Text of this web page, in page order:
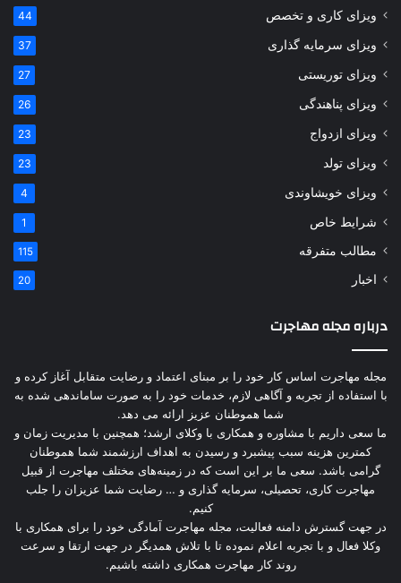
ویزای کاری و تخصص 44
ویزای سرمایه گذاری 37
ویزای توریستی 27
ویزای پناهندگی 26
ویزای ازدواج 23
ویزای تولد 23
ویزای خویشاوندی 4
شرایط خاص 1
مطالب متفرقه 115
اخبار 20
درباره مجله مهاجرت
مجله مهاجرت اساس کار خود را بر مبنای اعتماد و رضایت متقابل آغاز کرده و
با استفاده از تجربه و آگاهی لازم، خدمات خود را به صورت ساماندهی شده به
شما هموطنان عزیز ارائه می دهد.
ما سعی داریم با مشاوره و همکاری با وکلای ارشد؛ همچنین با مدیریت زمان و
کمترین هزینه سبب پیشبرد و رسیدن به اهداف ارزشمند شما هموطنان
گرامی باشد. سعی ما بر این است که در زمینه‌های مختلف مهاجرت از قبیل
مهاجرت کاری، تحصیلی، سرمایه گذاری و … رضایت شما عزیزان را جلب
کنیم.
در جهت گسترش دامنه فعالیت، مجله مهاجرت آمادگی خود را برای همکاری با
وکلا فعال و با تجربه اعلام نموده تا با تلاش همدیگر در جهت ارتقا و سرعت
روند کار مهاجرت همکاری داشته باشیم.